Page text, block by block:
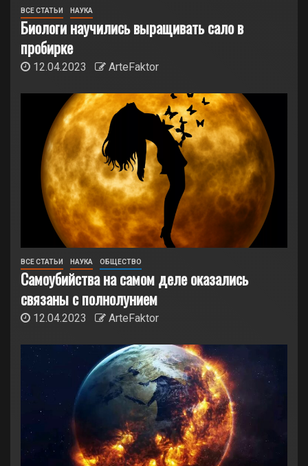
ВСЕ СТАТЬИ НАУКА
Биологи научились выращивать сало в
пробирке
12.04.2023 ArteFaktor
ВСЕ СТАТЬИ НАУКА ОБЩЕСТВО
Самоубийства на самом деле оказались
связаны с полнолунием
12.04.2023 ArteFaktor